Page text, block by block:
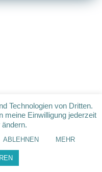
Technologien von Dritten.
meine Einwilligung jederzeit
ABLEHNEN MEHR